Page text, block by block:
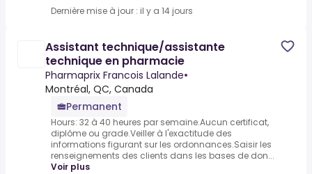
Dernière mise à jour : il y a 14 jours
Assistant technique/assistante
technique en pharmacie
Pharmaprix Francois Lalande•
Montréal, QC, Canada
Permanent
Hours: 32 à 40 heures par semaine.Aucun certificat,
diplôme ou grade.Veiller à l'exactitude des
informations figurant sur les ordonnances.Saisir les
renseignements des clients dans les bases de don...
Voir plus